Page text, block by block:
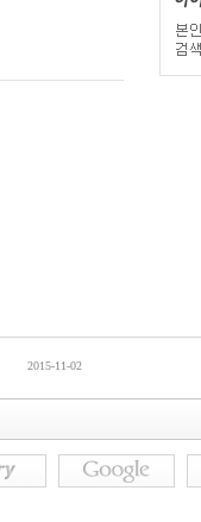
2015-11-02